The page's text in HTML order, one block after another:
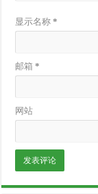
显示名称*
邮箱*
网站